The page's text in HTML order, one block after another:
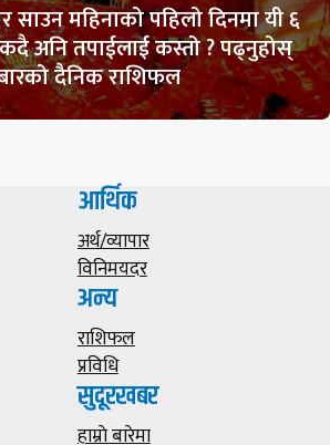
साउन महिनाको पहिलो दिनमा यी ६
अनि तपाईलाई कस्तो ? पढ्नुहोस्
दैनिक राशिफल
आर्थिक
अर्थ/व्यापार
विनिमयदर
अन्य
राशिफल
प्रविधि
सुदूरखबर
हाम्राे बारेमा